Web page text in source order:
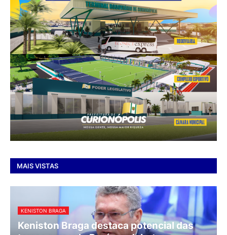
MAIS VISTAS
KENISTON BRAGA
Keniston Braga destaca potencial das